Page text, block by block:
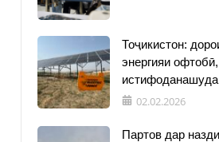
Тоҷикистон:
энергияи
истифоданашуда
02.02.2026
Партов дар